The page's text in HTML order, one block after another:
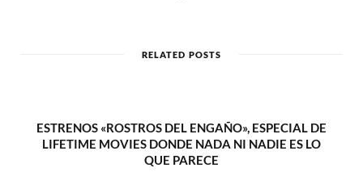
e
RELATED POSTS
ESTRENOS «ROSTROS DEL ENGAÑO», ESPECIAL DE
LIFETIME MOVIES DONDE NADA NI NADIE ES LO
QUE PARECE